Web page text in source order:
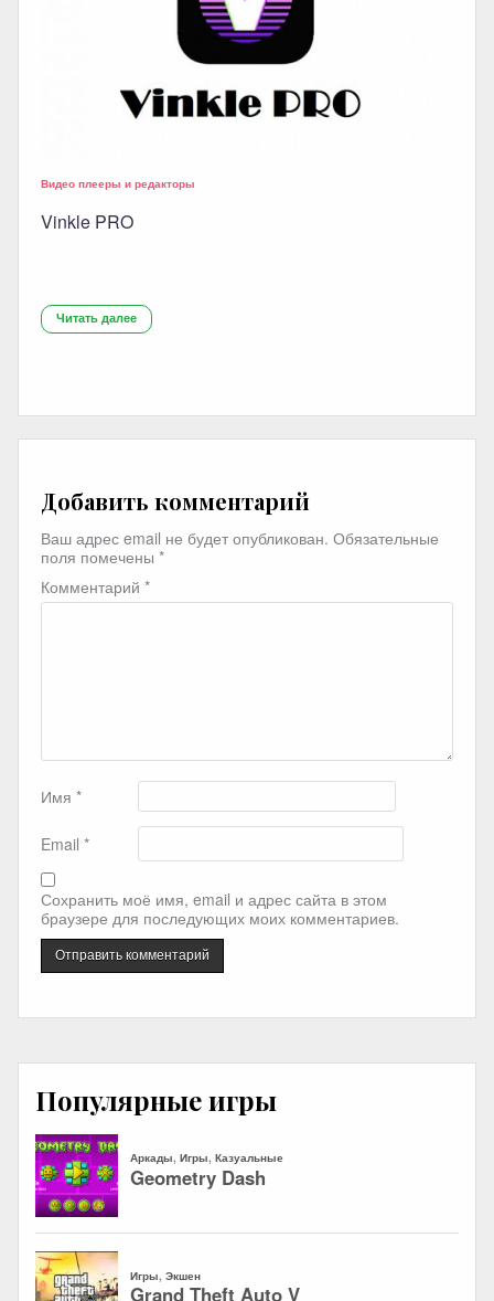
Видео плееры и редакторы
Vinkle PRO
Читать далее
Добавить комментарий
Ваш адрес email не будет опубликован. Обязательные
поля помечены *
Комментарий *
Имя *
Email *
Сохранить моё имя, email и адрес сайта в этом
браузере для последующих моих комментариев.
Популярные игры